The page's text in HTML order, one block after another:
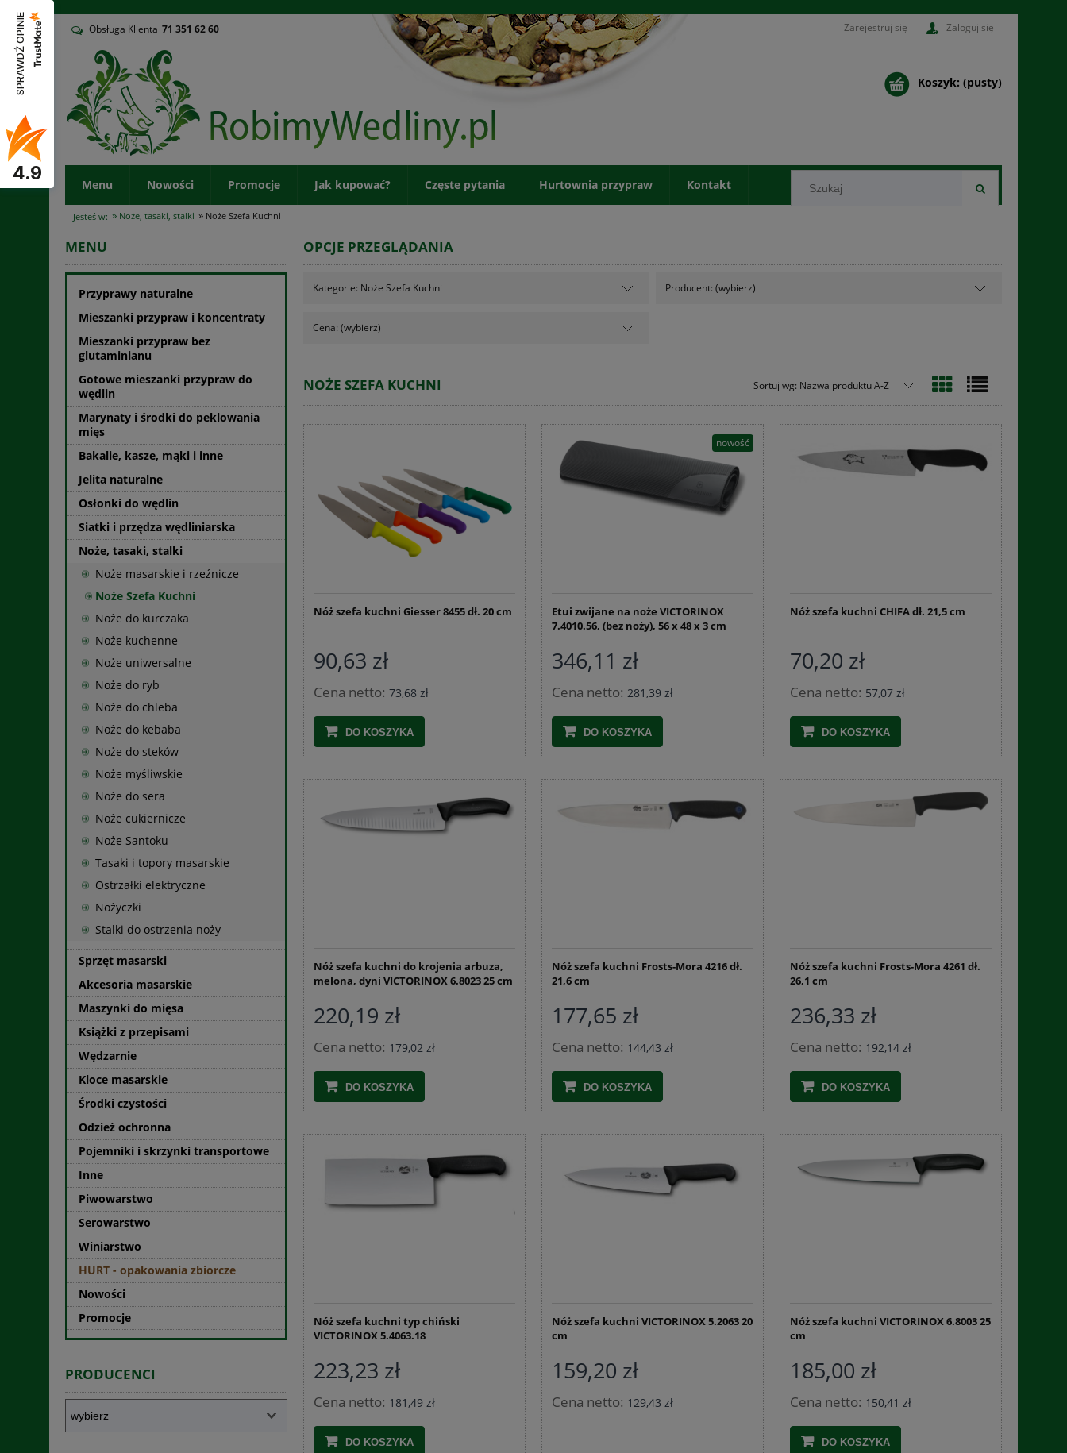
Obsługa Klienta 71 351 62 60 Zarejestruj się Zaloguj się
Koszyk: (pusty)
Menu Nowości Promocje Jak kupować? Częste pytania Hurtownia przypraw Kontakt
Jesteś w: » Noże, tasaki, stalki » Noże Szefa Kuchni
MENU
Przyprawy naturalne
Mieszanki przypraw i koncentraty
Mieszanki przypraw bez
glutaminianu
Gotowe mieszanki przypraw do
wędlin
Marynaty i środki do peklowania
mięs
Bakalie, kasze, mąki i inne
Jelita naturalne
Osłonki do wędlin
Siatki i przędza wędliniarska
Noże, tasaki, stalki
Noże masarskie i rzeźnicze
Noże Szefa Kuchni
Noże do kurczaka
Noże kuchenne
Noże uniwersalne
Noże do ryb
Noże do chleba
Noże do kebaba
Noże do steków
Noże myśliwskie
Noże do sera
Noże cukiernicze
Noże Santoku
Tasaki i topory masarskie
Ostrzałki elektryczne
Nożyczki
Stalki do ostrzenia noży
Sprzęt masarski
Akcesoria masarskie
Maszynki do mięsa
Książki z przepisami
Wędzarnie
Kloce masarskie
Środki czystości
Odzież ochronna
Pojemniki i skrzynki transportowe
Inne
Piwowarstwo
Serowarstwo
Winiarstwo
HURT - opakowania zbiorcze
Nowości
Promocje
PRODUCENCI
OPCJE PRZEGLĄDANIA
Kategorie: Noże Szefa Kuchni Producent: (wybierz)
Cena: (wybierz)
NOŻE SZEFA KUCHNI Sortuj wg: Nazwa produktu A-Z
Nóż szefa kuchni Giesser 8455 dł. 20 cm
90,63 zł
Cena netto: 73,68 zł
DO KOSZYKA
Etui zwijane na noże VICTORINOX
7.4010.56, (bez noży), 56 x 48 x 3 cm
346,11 zł
Cena netto: 281,39 zł
DO KOSZYKA
nowość
Nóż szefa kuchni CHIFA dł. 21,5 cm
70,20 zł
Cena netto: 57,07 zł
DO KOSZYKA
Nóż szefa kuchni do krojenia arbuza,
melona, dyni VICTORINOX 6.8023 25 cm
220,19 zł
Cena netto: 179,02 zł
DO KOSZYKA
Nóż szefa kuchni Frosts-Mora 4216 dł.
21,6 cm
177,65 zł
Cena netto: 144,43 zł
DO KOSZYKA
Nóż szefa kuchni Frosts-Mora 4261 dł.
26,1 cm
236,33 zł
Cena netto: 192,14 zł
DO KOSZYKA
Nóż szefa kuchni typ chiński
VICTORINOX 5.4063.18
223,23 zł
Cena netto: 181,49 zł
DO KOSZYKA
Nóż szefa kuchni VICTORINOX 5.2063 20
cm
159,20 zł
Cena netto: 129,43 zł
Nóż szefa kuchni VICTORINOX 6.8003 25
cm
185,00 zł
Cena netto: 150,41 zł
DO KOSZYKA
SPRAWDŹ OPINIE
4.9